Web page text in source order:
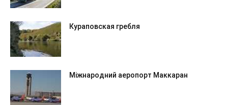
Кураповская гребля
Міжнародний аеропорт Маккаран